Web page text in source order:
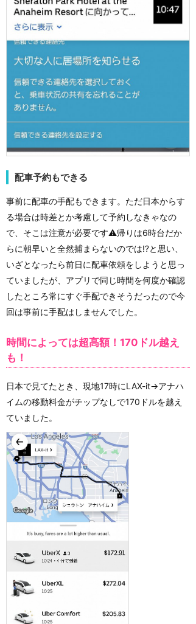
配車予約もできる
事前に配車の手配もできます。ただ日本からす
る場合は時差とか考慮して予約しなきゃなの
で、そこは注意が必要です⚠️帰りは6時台だか
らに朝早いと全然捕まらないのでは⁉️と思い、
いざとなったら前日に配車依頼をしようと思っ
ていましたが、アプリで同じ時間を何度か確認
したところ常にすぐ手配できそうだったので今
回は事前に手配はしませんでした。
時間によっては超高額！170ドル越え
も！
日本で見てたとき、現地17時にLAX-it→アナハ
イムの移動料金がチップなしで170ドルを越え
ていました。